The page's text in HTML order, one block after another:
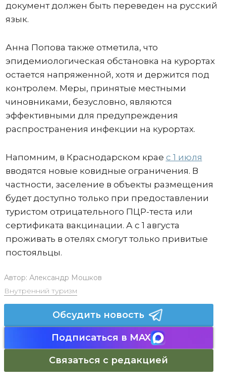
документ должен быть переведен на русский
язык.
Анна Попова также отметила, что
эпидемиологическая обстановка на курортах
остается напряженной, хотя и держится под
контролем. Меры, принятые местными
чиновниками, безусловно, являются
эффективными для предупреждения
распространения инфекции на курортах.
Напомним, в Краснодарском крае с 1 июля
вводятся новые ковидные ограничения. В
частности, заселение в объекты размещения
будет доступно только при предоставлении
туристом отрицательного ПЦР-теста или
сертификата вакцинации. А с 1 августа
проживать в отелях смогут только привитые
постояльцы.
Автор: Александр Мошков
Внутренний туризм
Обсудить новость
Подписаться в MAX
Связаться с редакцией